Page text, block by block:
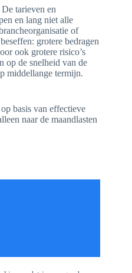
tarieven en
en lang niet alle
of
grotere bedragen
ook grotere risico’s
op de snelheid van de
middellange termijn.
basis van effectieve
naar de maandlasten